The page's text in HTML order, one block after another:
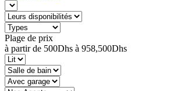
Plage de prix
à partir de 500Dhs à 958,500Dhs